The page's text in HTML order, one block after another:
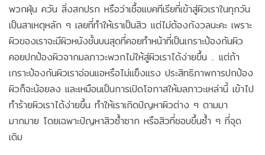
พวกฝุ่น ควัน สิ่งสกปรก หรือว่าเชื้อแบคทีเรียที่เข้าสู่ผิวเราในทุกวัน
เป็นสาเหตุหลัก ๆ เลยที่ทำให้เราเป็นสิว แต่ไม่ต้องกังวลนะคะ เพราะ
ผิวของเราจะมีผิวหนังชั้นบนสุดที่คอยทำหน้าที่เป็นเกราะป้องกันผิว
คอยปกป้องผิวจากมลภาวะพวกไม่ให้สู่ผิวเราได้ง่ายขึ้น .. แต่ถ้า
เกราะป้องกันผิวเราอ่อนแอหรือไม่แข็งแรง ประสิทธิภาพการปกป้อง
ผิวก็จะน้อยลง และเหมือนเป็นการเปิดโอกาสให้มลภาวะเหล่านี้ เข้าไป
ทำร้ายผิวเราได้ง่ายขึ้น ทำให้เราเกิดปัญหาผิวต่าง ๆ ตามมา
มากมาย โดยเฉพาะปัญหาสิวซ้ำซาก หรือสิวที่ชอบขึ้นซ้ำ ๆ ที่จุด
เดิม